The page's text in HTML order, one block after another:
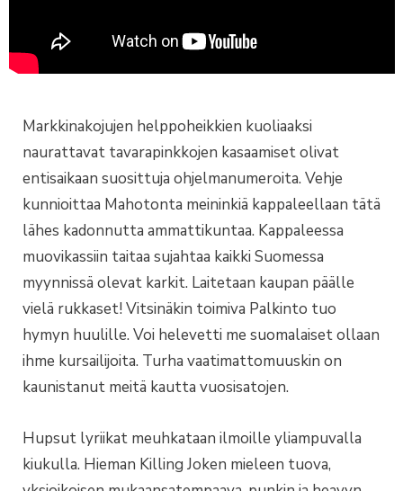
Markkinakojujen helppoheikkien kuoliaaksi
naurattavat tavarapinkkojen kasaamiset olivat
entisaikaan suosittuja ohjelmanumeroita. Vehje
kunnioittaa Mahotonta meininkiä kappaleellaan tätä
lähes kadonnutta ammattikuntaa. Kappaleessa
muovikassiin taitaa sujahtaa kaikki Suomessa
myynnissä olevat karkit. Laitetaan kaupan päälle
vielä rukkaset! Vitsinäkin toimiva Palkinto tuo
hymyn huulille. Voi helevetti me suomalaiset ollaan
ihme kursailijoita. Turha vaatimattomuuskin on
kaunistanut meitä kautta vuosisatojen.
Hupsut lyriikat meuhkataan ilmoille yliampuvalla
kiukulla. Hieman Killing Joken mieleen tuova,